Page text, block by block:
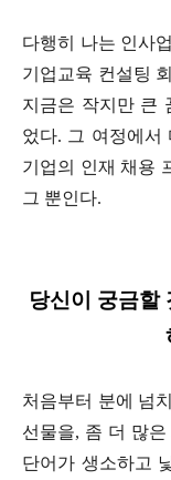
다행히 나는 인사
기업교육 컨설팅
지금은 작지만 큰
었다. 그 여정에서
기업의 인재 채용
그 뿐인다.
당신이 궁금할
처음부터 분에 넘
선물을, 좀 더 많
단어가 생소하고